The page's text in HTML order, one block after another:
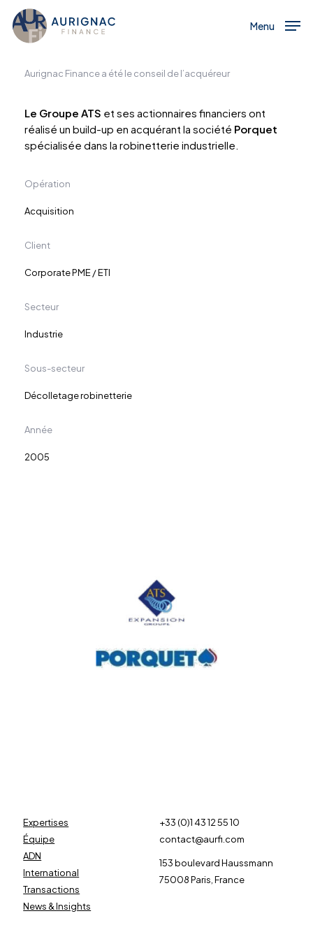
main
Menu
Aurignac Finance a été le conseil de l’acquéreur
Le Groupe ATS et ses actionnaires financiers ont
réalisé un build-up en acquérant la société Porquet
spécialisée dans la robinetterie industrielle.
Opération
Acquisition
Client
Corporate PME / ETI
Secteur
Industrie
Sous-secteur
Décolletage robinetterie
Année
2005
Expertises
Équipe
ADN
International
Transactions
News & Insights
+33 (0)1 43 12 55 10
contact@aurfi.com
153 boulevard Haussmann
75008 Paris, France